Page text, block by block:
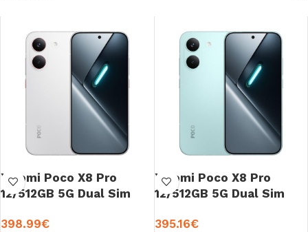
Xiaomi Poco X8 Pro
12/512GB 5G Dual Sim
398.99€
Xiaomi Poco X8 Pro
12/512GB 5G Dual Sim
395.16€